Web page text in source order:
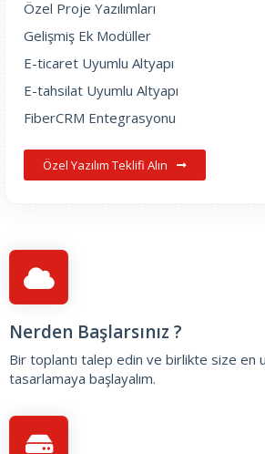
Özel Proje Yazılımları
Gelişmiş Ek Modüller
E-ticaret Uyumlu Altyapı
E-tahsilat Uyumlu Altyapı
FiberCRM Entegrasyonu
Özel Yazılım Teklifi Alın
Nerden Başlarsınız ?
Bir toplantı talep edin ve birlikte size en
tasarlamaya başlayalım.